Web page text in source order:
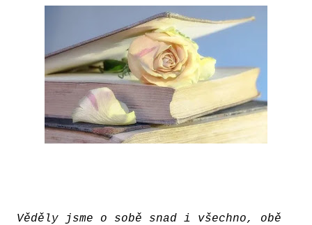
Věděly jsme o sobě snad i všechno, obě